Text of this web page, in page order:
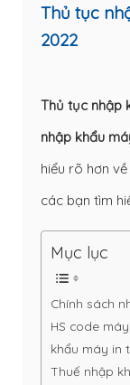
Thủ tục
2022
Thủ tục nhập
nhập khẩu
hiểu rõ hơn
các bạn tìm
Mục lục
Chính sách
HS code
khẩu máy in
Thuế nhập